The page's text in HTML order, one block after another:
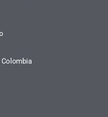
Colombia